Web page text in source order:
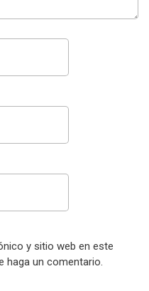
y sitio web en este
haga un comentario.